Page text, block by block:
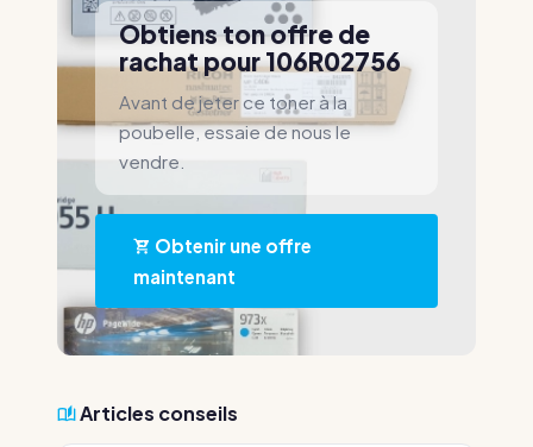
Obtiens ton offre de
rachat pour 106R02756
Avant de jeter ce toner à la
poubelle, essaie de nous le
vendre.
Obtenir une offre
maintenant
Articles conseils